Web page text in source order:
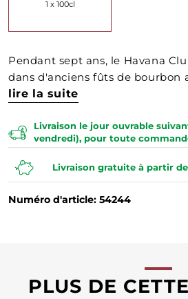
1 x 100cl
Pendant sept ans, le Havana
dans d'anciens fûts de bourbon
lire la suite
Livraison le jour ouvrable
vendredi), pour toute
Livraison gratuite à partir de
Numéro d'article: 54244
PLUS DE